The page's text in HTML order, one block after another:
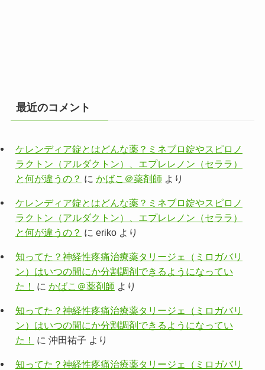
最近のコメント
ケレンディア錠とはどんな薬？ミネブロ錠やスピロノ
ラクトン（アルダクトン）、エプレレノン（セララ）
と何が違うの？ に かばこ＠薬剤師 より
ケレンディア錠とはどんな薬？ミネブロ錠やスピロノ
ラクトン（アルダクトン）、エプレレノン（セララ）
と何が違うの？ に erikoより
知ってた？神経性疼痛治療薬タリージェ（ミロガバリ
ン）はいつの間にか分割調剤できるようになってい
た！
に かばこ＠薬剤師 より
知ってた？神経性疼痛治療薬タリージェ（ミロガバリ
ン）はいつの間にか分割調剤できるようになってい
た！
に 沖田祐子 より
知ってた？神経性疼痛治療薬タリージェ（ミロガバリ